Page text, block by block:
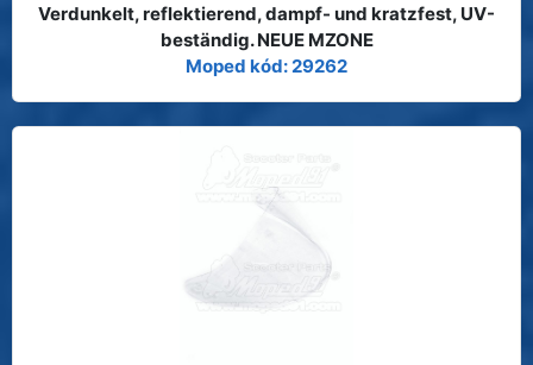
Verdunkelt, reflektierend, dampf- und kratzfest, UV-
beständig. NEUE MZONE
Moped kód: 29262